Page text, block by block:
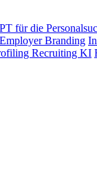
für die
Employer Branding
Recruiting KI